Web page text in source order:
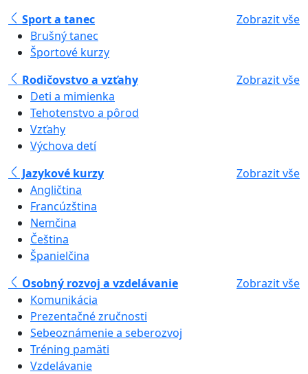
Sport a tanec
Zobrazit vše
Brušný tanec
Športové kurzy
Rodičovstvo a vzťahy
Zobrazit vše
Deti a mimienka
Tehotenstvo a pôrod
Vzťahy
Výchova detí
Jazykové kurzy
Zobrazit vše
Angličtina
Francúzština
Nemčina
Čeština
Španielčina
Osobný rozvoj a vzdelávanie
Zobrazit vše
Komunikácia
Prezentačné zručnosti
Sebeoznámenie a seberozvoj
Tréning pamäti
Vzdelávanie